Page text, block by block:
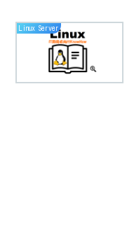
Linux Server